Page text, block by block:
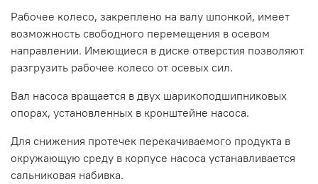
Рабочее колесо, закреплено на валу шпонкой, имеет
возможность свободного перемещения в осевом
направлении. Имеющиеся в диске отверстия позволяют
разгрузить рабочее колесо от осевых сил.
Вал насоса вращается в двух шарикоподшипниковых
опорах, установленных в кронштейне насоса.
Для снижения протечек перекачиваемого продукта в
окружающую среду в корпусе насоса устанавливается
сальниковая набивка.